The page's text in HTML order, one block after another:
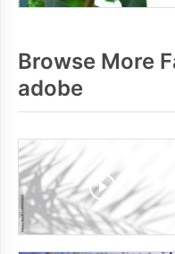
Browse More
adobe